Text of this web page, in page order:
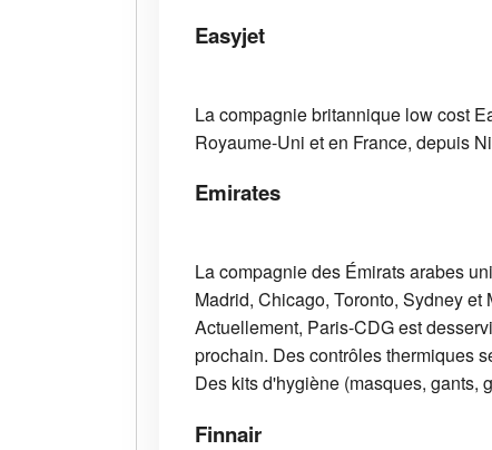
Easyjet
La compagnie britannique low cost
Royaume-Uni et en France, depuis
Emirates
La compagnie des Émirats arabes
Madrid, Chicago, Toronto, Sydney
Actuellement, Paris-CDG est
prochain. Des contrôles thermiques
Des kits d'hygiène (masques, gants,
Finnair